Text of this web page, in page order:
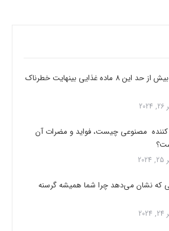
مصرف بیش از حد این 8 ماده غذایی بینهایت خطرناک
مصنوعی چیست، فواید و مضرات آن
که نشان می‌دهد چرا شما همیشه گرسنه